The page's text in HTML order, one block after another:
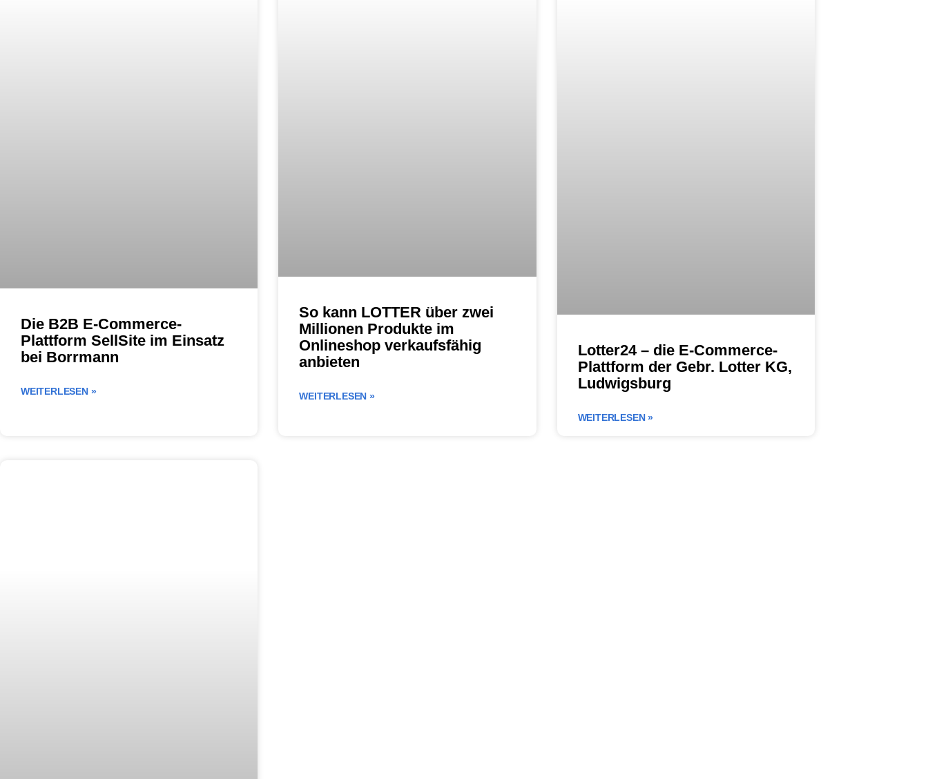
Die B2B E-Commerce-
Plattform SellSite im Einsatz
bei Borrmann
WEITERLESEN »
So kann LOTTER über zwei
Millionen Produkte im
Onlineshop verkaufsfähig
anbieten
WEITERLESEN »
Lotter24 – die E-Commerce-
Plattform der Gebr. Lotter KG,
Ludwigsburg
WEITERLESEN »